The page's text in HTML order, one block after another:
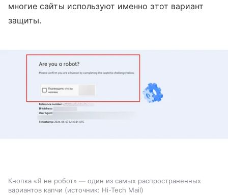
многие сайты используют именно этот вариант
защиты.
Кнопка «Я не робот» — один из самых распространенных
вариантов капчи
источник: Hi-Tech Mail